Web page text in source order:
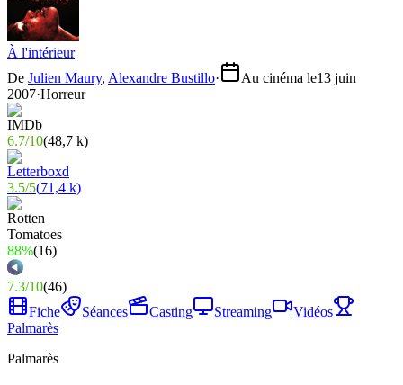
À l'intérieur
De Julien Maury, Alexandre Bustillo· Au cinéma le13 juin
2007·Horreur
6.7/10(48,7 k)
3.5/5(71,4 k)
88%(16)
7.3/10(46)
Fiche
Séances Casting Streaming
Vidéos
Palmarès
Palmarès